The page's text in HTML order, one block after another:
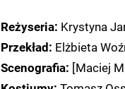
Reżyseria: Krystyna
Przekład: Elżbieta
Scenografia: [Maciej